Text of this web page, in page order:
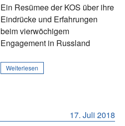
Ein Resümee der KOS über ihre
Eindrücke und Erfahrungen
beim vierwöchigem
Engagement in Russland
Weiterlesen
17. Juli 2018